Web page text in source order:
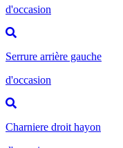
d'occasion
Serrure arrière gauche
d'occasion
Charniere droit hayon